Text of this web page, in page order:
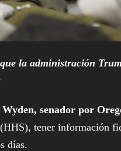
la administración
senador por
tener información
días.